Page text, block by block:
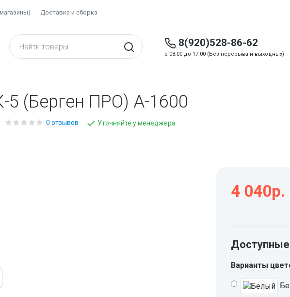
Доставка и сборка
8(920)528-86-62
c 08.00 до 17.00 (Без перерыва и выходных)
(Берген ПРО) А-1600
0 отзывов Уточняйте у менеджера
4 040р.
Варианты